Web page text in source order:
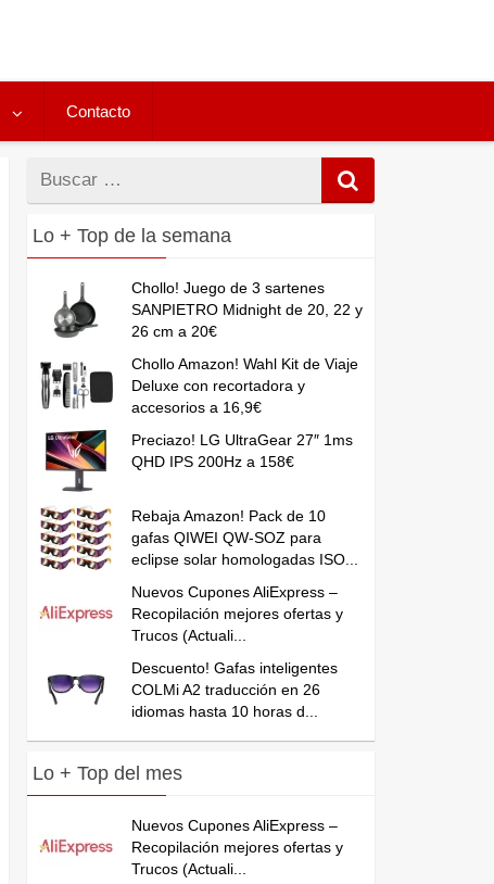
Contacto
Buscar
por
Lo + Top de la semana
Chollo! Juego de 3 sartenes
SANPIETRO Midnight de 20, 22 y
26 cm a 20€
Chollo Amazon! Wahl Kit de Viaje
Deluxe con recortadora y
accesorios a 16,9€
Preciazo! LG UltraGear 27″ 1ms
QHD IPS 200Hz a 158€
Rebaja Amazon! Pack de 10
gafas QIWEI QW-SOZ para
eclipse solar homologadas ISO...
Nuevos Cupones AliExpress –
Recopilación mejores ofertas y
Trucos (Actuali...
Descuento! Gafas inteligentes
COLMi A2 traducción en 26
idiomas hasta 10 horas d...
Lo + Top del mes
Nuevos Cupones AliExpress –
Recopilación mejores ofertas y
Trucos (Actuali...